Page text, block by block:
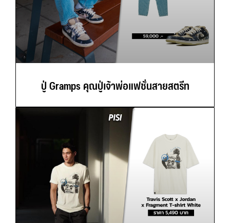
ปู่ Gramps คุณปู่เจ้าพ่อแฟชั่นสายสตรีท